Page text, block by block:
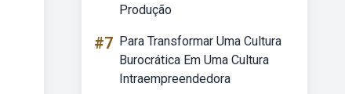
Produção
#7 Para Transformar Uma Cultura
Burocrática Em Uma Cultura
Intraempreendedora